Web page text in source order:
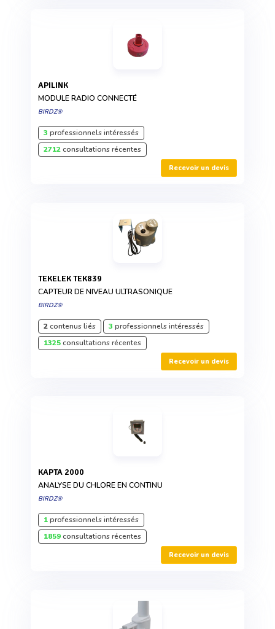
APILINK
MODULE RADIO CONNECTÉ
BIRDZ®
3 professionnels intéressés
2712consultations récentes
Recevoir un devis
TEKELEK TEK839
CAPTEUR DE NIVEAU ULTRASONIQUE
BIRDZ®
2contenus liés 3 professionnels intéressés
1325consultations récentes
Recevoir un devis
KAPTA 2000
ANALYSE DU CHLORE EN CONTINU
BIRDZ®
1professionnels intéressés
1859consultations récentes
Recevoir un devis